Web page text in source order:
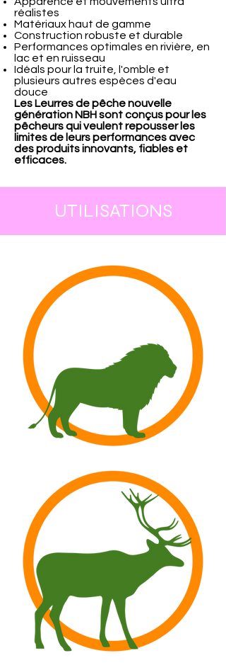
réalistes
Matériaux haut de gamme
Construction robuste et durable
Performances optimales en rivière, en
lac et en ruisseau
Idéals pour la truite, l'omble et
plusieurs autres espèces d'eau
douce
Les Leurres de pêche nouvelle
génération NBH sont conçus pour les
pêcheurs qui veulent repousser les
limites de leurs performances avec
des produits innovants, fiables et
efficaces.
UTILISATIONS